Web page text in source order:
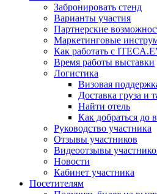
Забронировать стенд
Варианты участия
Партнерские
Маркетинговые
Как работать с
Время работы выставки
Логистика
Визовая
Доставка груза и
Найти отель
Как добраться до
Руководство участника
Отзывы участников
Видеоотзывы
Новости
Кабинет участника
Посетителям